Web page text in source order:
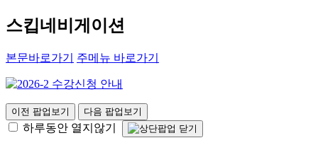
스킵네비게이션
본문바로가기 주메뉴 바로가기
이전 팝업보기 다음 팝업보기
하루동안 열지않기